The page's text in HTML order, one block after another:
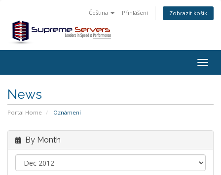
Čeština Přihlášení Zobrazit košík
News
Portal Home Oznámení
By Month